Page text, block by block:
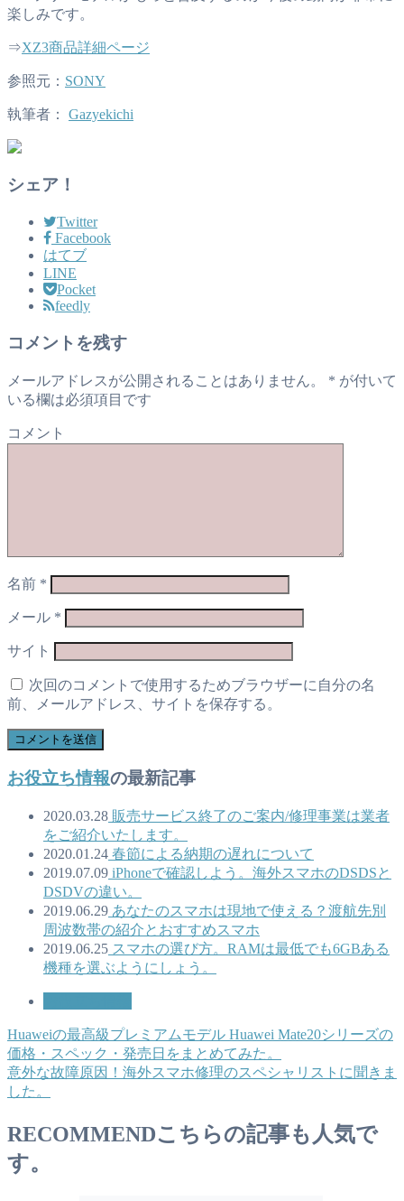
楽しみです。
⇒XZ3商品詳細ページ
参照元： SONY
執筆者： Gazyekichi
シェア！
Twitter
Facebook
はてブ
LINE
Pocket
feedly
コメントを残す
メールアドレスが公開されることはありません。 * が付いて
いる欄は必須項目です
コメント
名前 *
メール *
サイト
次回のコメントで使用するためブラウザーに自分の名
前、メールアドレス、サイトを保存する。
お役立ち情報の最新記事
2020.03.28 販売サービス終了のご案内/修理事業は業者
をご紹介いたします。
2020.01.24 春節による納期の遅れについて
2019.07.09 iPhoneで確認しよう。海外スマホのDSDSと
DSDVの違い。
2019.06.29 あなたのスマホは現地で使える？渡航先別
周波数帯の紹介とおすすめスマホ
2019.06.25 スマホの選び方。RAMは最低でも6GBある
機種を選ぶようにしょう。
Huaweiの最高級プレミアムモデル Huawei Mate20シリーズの
価格・スペック・発売日をまとめてみた。
意外な故障原因！海外スマホ修理のスペシャリストに聞きま
した。
RECOMMENDこちらの記事も人気で
す。